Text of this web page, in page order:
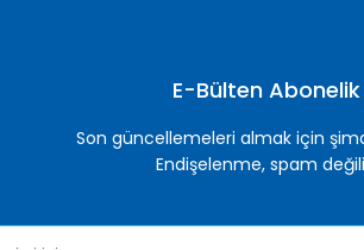
E-Bülten Abonelik
Son güncellemeleri almak için
Endişelenme, spam